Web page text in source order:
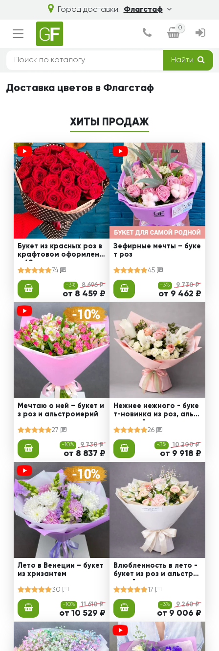
Город доставки: Флагстаф
0
Найти
Доставка цветов в Флагстаф
ХИТЫ ПРОДАЖ
Букет из красных роз в
крафтовом оформлени
и 60 см
74
-3% 8 696 ₽
от 8 459 ₽
Зефирные мечты – буке
т роз
45
-3% 9 730 ₽
от 9 462 ₽
Мечтаю о ней – букет и
з роз и альстромерий
27
-10% 9 730 ₽
от 8 837 ₽
Нежнее нежного - буке
т-новинка из роз, альст
ромерий и калл
26
-3% 10 200 ₽
от 9 918 ₽
Лето в Венеции – букет
из хризантем
30
-10% 11 610 ₽
от 10 529 ₽
Влюбленность в лето -
букет из роз и альстро
мерий
17
-3% 9 260 ₽
от 9 006 ₽